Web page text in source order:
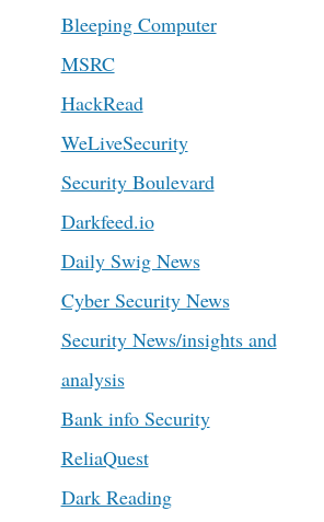
Bleeping Computer
MSRC
HackRead
WeLiveSecurity
Security Boulevard
Darkfeed.io
Daily Swig News
Cyber Security News
Security News/insights and
analysis
Bank info Security
ReliaQuest
Dark Reading